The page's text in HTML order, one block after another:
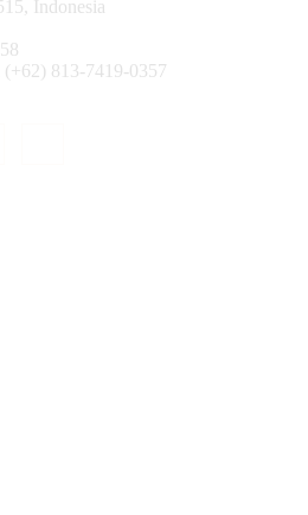
Indonesia
813-7419-0357